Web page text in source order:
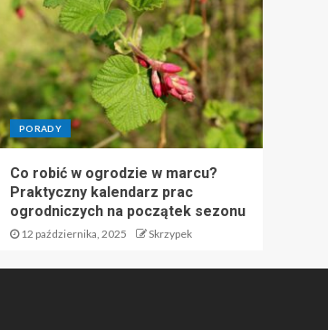
PORADY
Co robić w ogrodzie w marcu?
Praktyczny kalendarz prac
ogrodniczych na początek sezonu
12 października, 2025 Skrzypek